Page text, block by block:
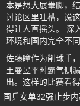
本是想大展拳脚，
讨论区里吐槽，说
得让人直摇头。 深
环境和国内完全不
佐藤瞳作为削球手
王曼昱平时霸气侧
出。这样的比赛看
国乒女单32强止步